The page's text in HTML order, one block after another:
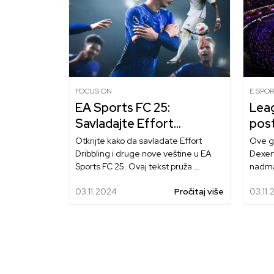
FOCUS ON
EA Sports FC 25:
Savladajte Effort
Dribbling i druge veštine
Otkrijte kako da savladate Effort
Dribbling i druge nove veštine u EA
Sports FC 25. Ovaj tekst pruža
za optimalno korišćenje različitih
03.11.2024 Pročitaj više
E
Ove
oko